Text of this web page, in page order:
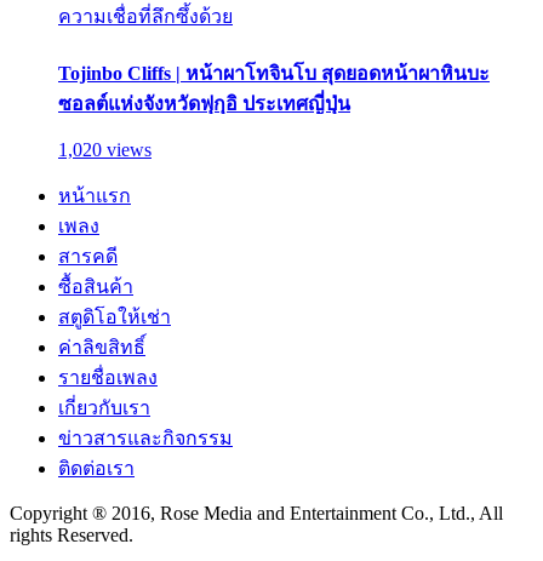
ความเชื่อที่ลึกซึ้งด้วย
Tojinbo Cliffs | หน้าผาโทจินโบ สุดยอดหน้าผาหินบะ
ซอลต์แห่งจังหวัดฟุกุอิ ประเทศญี่ปุ่น
1,020 views
หน้าแรก
เพลง
สารคดี
ซื้อสินค้า
สตูดิโอให้เช่า
ค่าลิขสิทธิ์
รายชื่อเพลง
เกี่ยวกับเรา
ข่าวสารและกิจกรรม
ติดต่อเรา
Copyright ® 2016, Rose Media and Entertainment Co., Ltd., All
rights Reserved.